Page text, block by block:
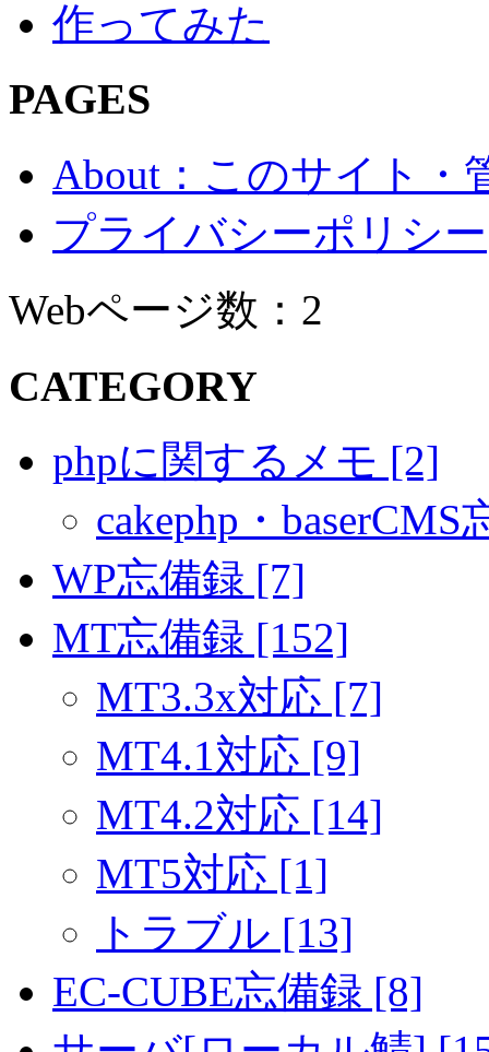
作ってみた
PAGES
About：このサイト・
プライバシーポリシー
Webページ数：2
CATEGORY
phpに関するメモ [2]
cakephp・baserCMS
WP忘備録 [7]
MT忘備録 [152]
MT3.3x対応 [7]
MT4.1対応 [9]
MT4.2対応 [14]
MT5対応 [1]
トラブル [13]
EC-CUBE忘備録 [8]